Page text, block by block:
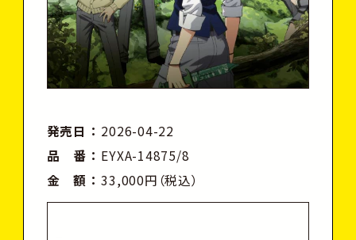
発売日
2026-04-22
品 番
EYXA-14875/8
金 額
33,000円（税込）